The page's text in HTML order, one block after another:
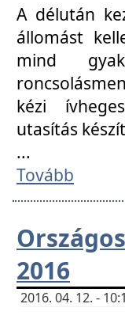
A délután
állomást
mind
kézi
utasítás
...
Tovább
2016
2016. 04. 12. -